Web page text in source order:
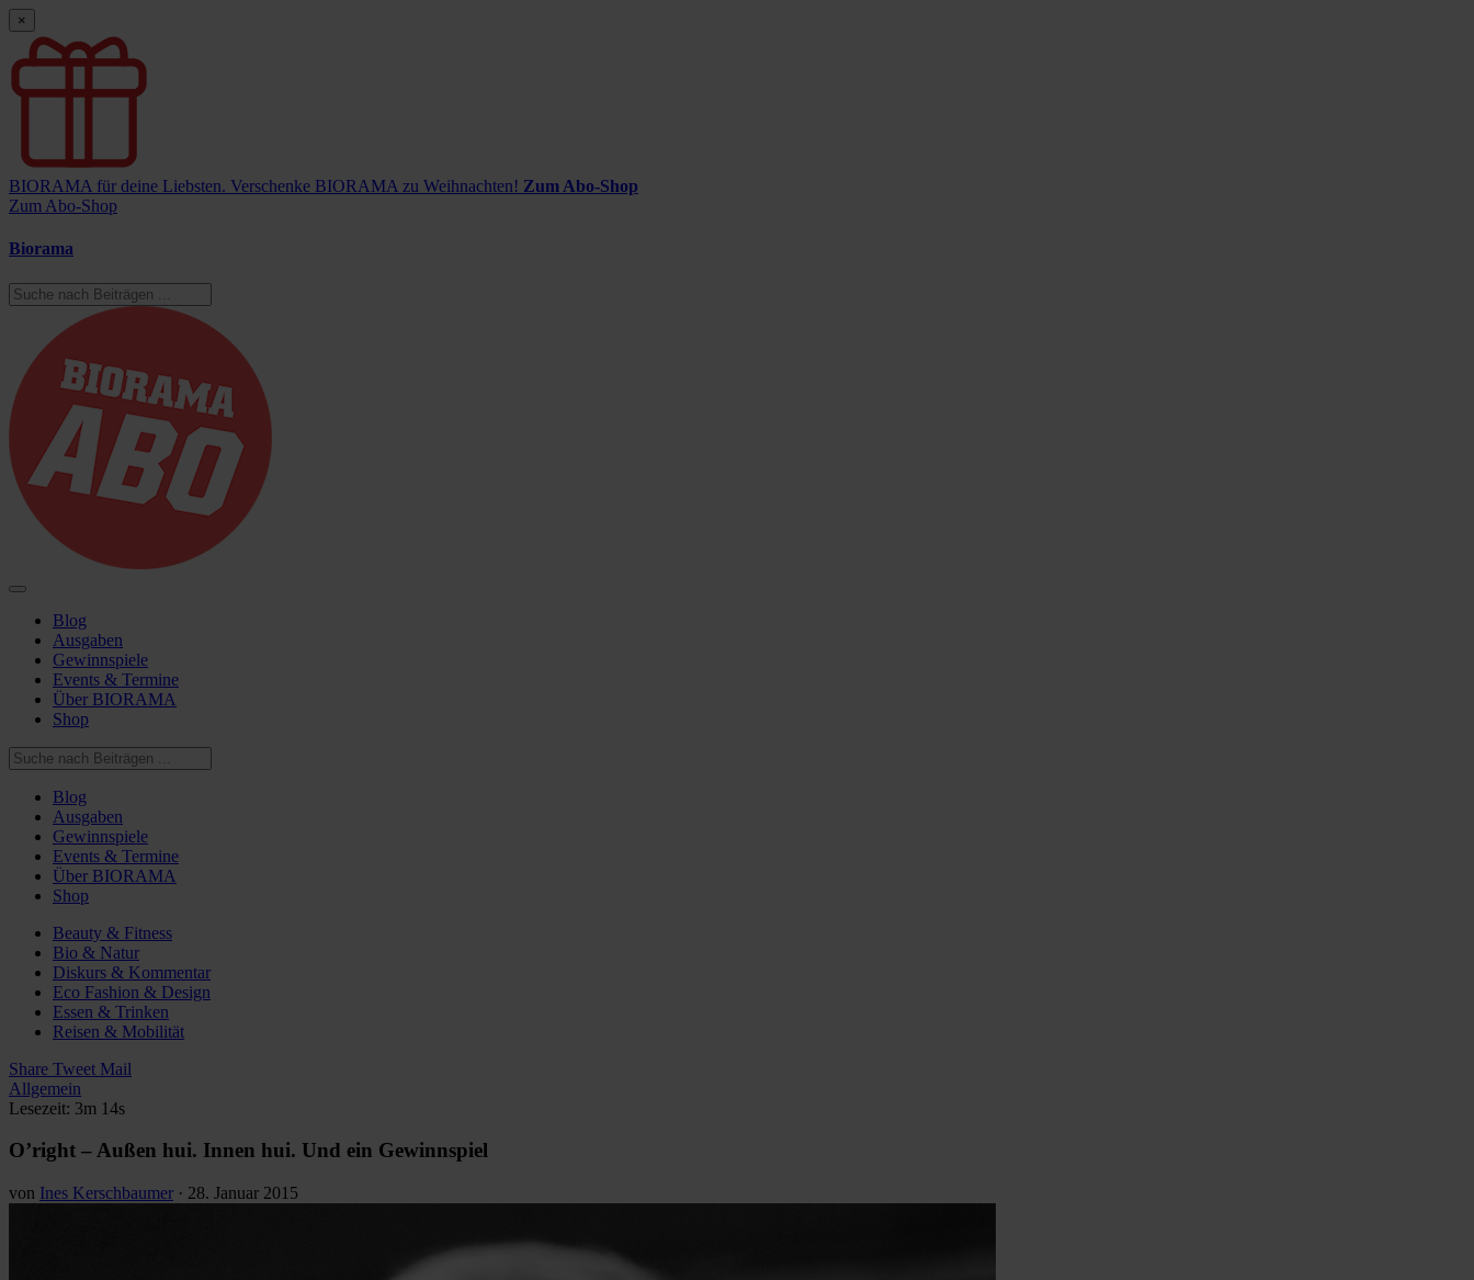
×
BIORAMA für deine Liebsten. Verschenke BIORAMA zu Weihnachten! Zum Abo-Shop
Zum Abo-Shop
Biorama
Blog
Ausgaben
Gewinnspiele
Events & Termine
Über BIORAMA
Shop
Blog
Ausgaben
Gewinnspiele
Events & Termine
Über BIORAMA
Shop
Beauty & Fitness
Bio & Natur
Diskurs & Kommentar
Eco Fashion & Design
Essen & Trinken
Reisen & Mobilität
Share Tweet Mail
Allgemein
Lesezeit: 3m 14s
O’right – Außen hui. Innen hui. Und ein Gewinnspiel
von Ines Kerschbaumer · 28. Januar 2015